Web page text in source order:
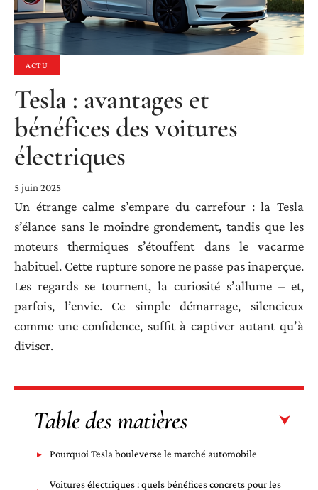
ACTU
Tesla : avantages et
bénéfices des voitures
électriques
5 juin 2025
Un étrange calme s’empare du carrefour : la Tesla
s’élance sans le moindre grondement, tandis que les
moteurs thermiques s’étouffent dans le vacarme
habituel. Cette rupture sonore ne passe pas inaperçue.
Les regards se tournent, la curiosité s’allume – et,
parfois, l’envie. Ce simple démarrage, silencieux
comme une confidence, suffit à captiver autant qu’à
diviser.
Table des matières
Pourquoi Tesla bouleverse le marché automobile
Voitures électriques : quels bénéfices concrets pour les